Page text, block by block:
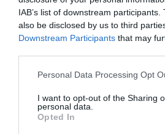
IAB’s list of downstream
also be disclosed by us to third
Downstream Participants that may
Personal Data Processing Opt
I want to opt-out of the Sharing
personal data.
Opted In